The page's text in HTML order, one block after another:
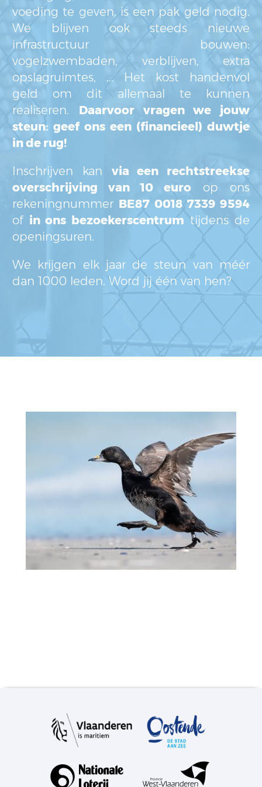
voeding te geven, is een pak geld nodig.
We blijven ook steeds nieuwe
infrastructuur bouwen:
vogelzwembaden, verblijven, extra
opslagruimtes, ... Het kost handenvol
geld om dit allemaal te kunnen
realiseren. Daarvoor vragen we jouw
steun: geef ons een (financieel) duwtje
in de rug!
Inschrijven kan via een rechtstreekse
overschrijving van 10 euro op ons
rekeningnummer BE87 0018 7339 9594
of in ons bezoekerscentrum tijdens de
openingsuren.
We krijgen elk jaar de steun van méér
dan 1000 leden. Word jij één van hen?